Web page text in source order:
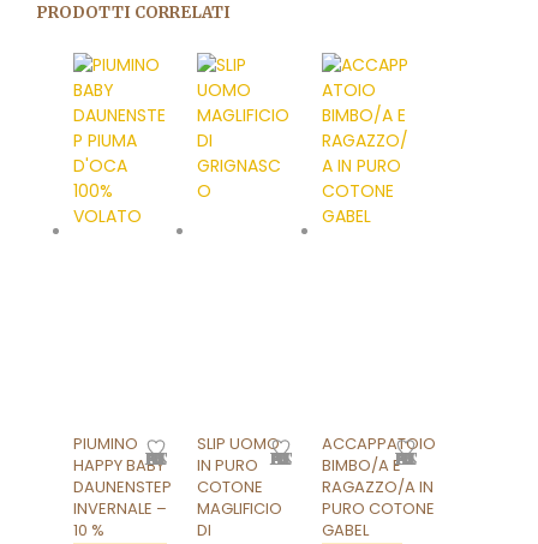
PRODOTTI CORRELATI
AGGIUNGI ALLA LISTA DEI DESIDERI
PIUMINO
HAPPY BABY
DAUNENSTEP
INVERNALE –
10 %
AGGIUNGI ALLA LISTA DEI DESIDERI
SLIP UOMO
IN PURO
COTONE
MAGLIFICIO
DI
AGGIUNGI ALLA LISTA DEI DESIDERI
ACCAPPATOIO
BIMBO/A E
RAGAZZO/A IN
PURO COTONE
GABEL